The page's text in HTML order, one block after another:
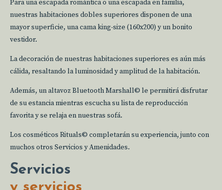
Para una escapada romántica o una escapada en familia,
nuestras habitaciones dobles superiores disponen de una
mayor superficie, una cama king-size (160x200) y un bonito
vestidor.
La decoración de nuestras habitaciones superiores es aún más
cálida, resaltando la luminosidad y amplitud de la habitación.
Además, un altavoz Bluetooth Marshall© le permitirá disfrutar
de su estancia mientras escucha su lista de reproducción
favorita y se relaja en nuestras sofá.
Los cosméticos Rituals© completarán su experiencia, junto con
muchos otros Servicios y Amenidades.
Servicios